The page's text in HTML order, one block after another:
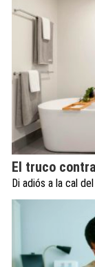
El truco
Di adiós a la cal